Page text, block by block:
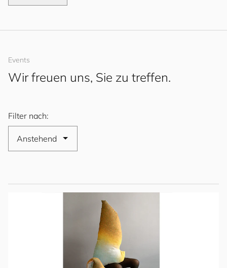
Events
Wir freuen uns, Sie zu treffen.
Filter nach: